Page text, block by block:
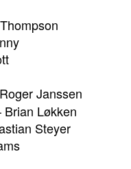
Janssen
Brian Løkken
Steyer